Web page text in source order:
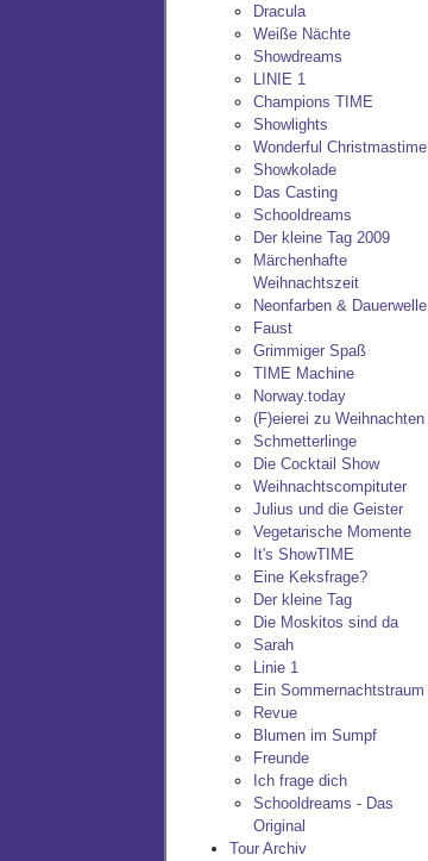
Dracula
Weiße Nächte
Showdreams
LINIE 1
Champions TIME
Showlights
Wonderful Christmastime
Showkolade
Das Casting
Schooldreams
Der kleine Tag 2009
Märchenhafte
Weihnachtszeit
Neonfarben & Dauerwelle
Faust
Grimmiger Spaß
TIME Machine
Norway.today
(F)eierei zu Weihnachten
Schmetterlinge
Die Cocktail Show
Weihnachtscompituter
Julius und die Geister
Vegetarische Momente
It's ShowTIME
Eine Keksfrage?
Der kleine Tag
Die Moskitos sind da
Sarah
Linie 1
Ein Sommernachtstraum
Revue
Blumen im Sumpf
Freunde
Ich frage dich
Schooldreams - Das
Original
Tour Archiv